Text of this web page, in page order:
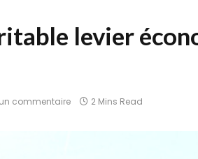
levier
commentaire 2 Mins Read